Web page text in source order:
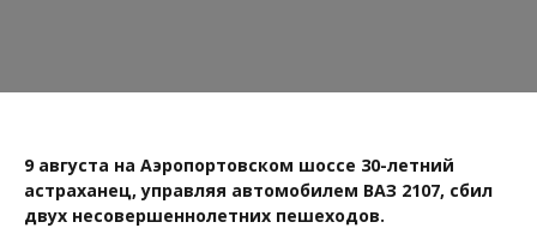
9 августа на Аэропортовском шоссе 30-летний
астраханец, управляя автомобилем ВАЗ 2107, сбил
двух несовершеннолетних пешеходов.